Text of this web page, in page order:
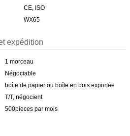
CE, ISO
WX65
expédition
1 morceau
Négociable
boîte de papier ou boîte en bois exportée
T/T, négocient
500pieces par mois